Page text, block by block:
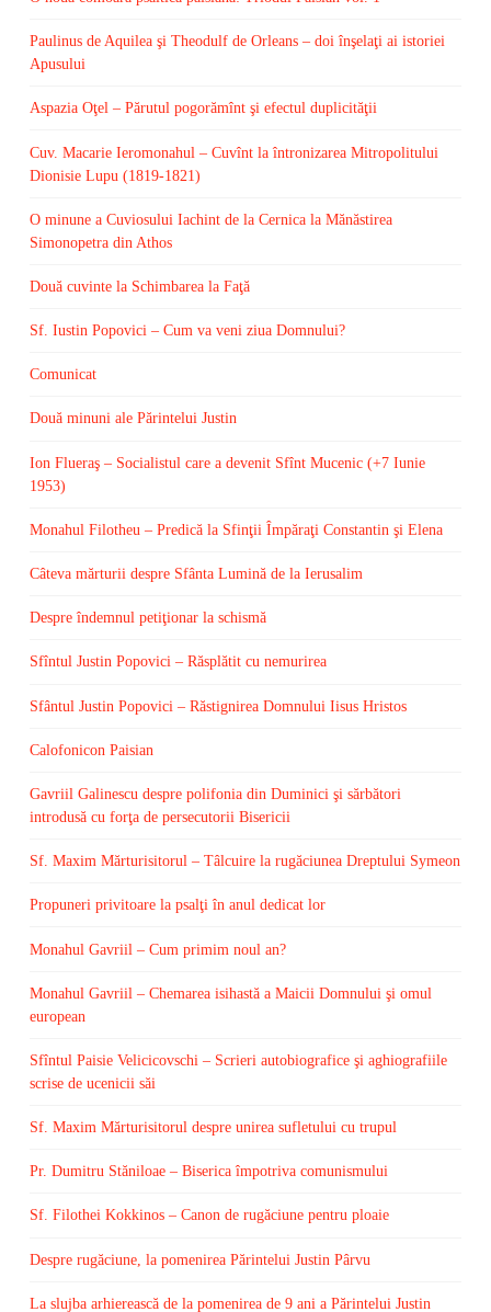
Paulinus de Aquilea şi Theodulf de Orleans – doi înşelaţi ai istoriei
Apusului
Aspazia Oţel – Părutul pogorămînt şi efectul duplicităţii
Cuv. Macarie Ieromonahul – Cuvînt la întronizarea Mitropolitului
Dionisie Lupu (1819-1821)
O minune a Cuviosului Iachint de la Cernica la Mănăstirea
Simonopetra din Athos
Două cuvinte la Schimbarea la Faţă
Sf. Iustin Popovici – Cum va veni ziua Domnului?
Comunicat
Două minuni ale Părintelui Justin
Ion Flueraş – Socialistul care a devenit Sfînt Mucenic (+7 Iunie
1953)
Monahul Filotheu – Predică la Sfinţii Împăraţi Constantin şi Elena
Câteva mărturii despre Sfânta Lumină de la Ierusalim
Despre îndemnul petiţionar la schismă
Sfîntul Justin Popovici – Răsplătit cu nemurirea
Sfântul Justin Popovici – Răstignirea Domnului Iisus Hristos
Calofonicon Paisian
Gavriil Galinescu despre polifonia din Duminici şi sărbători
introdusă cu forţa de persecutorii Bisericii
Sf. Maxim Mărturisitorul – Tâlcuire la rugăciunea Dreptului Symeon
Propuneri privitoare la psalţi în anul dedicat lor
Monahul Gavriil – Cum primim noul an?
Monahul Gavriil – Chemarea isihastă a Maicii Domnului şi omul
european
Sfîntul Paisie Velicicovschi – Scrieri autobiografice şi aghiografiile
scrise de ucenicii săi
Sf. Maxim Mărturisitorul despre unirea sufletului cu trupul
Pr. Dumitru Stăniloae – Biserica împotriva comunismului
Sf. Filothei Kokkinos – Canon de rugăciune pentru ploaie
Despre rugăciune, la pomenirea Părintelui Justin Pârvu
La slujba arhierească de la pomenirea de 9 ani a Părintelui Justin